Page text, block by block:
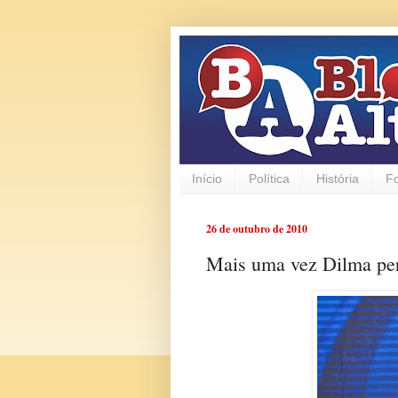
Início Política História
26 de outubro de 2010
Mais uma vez Dilma